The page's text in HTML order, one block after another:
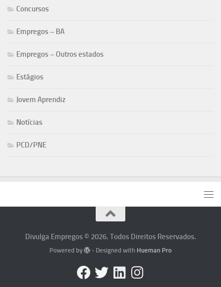
Concursos
Empregos – BA
Empregos – Outros estados
Estágios
Jovem Aprendiz
Notícias
PCD/PNE
Divulga Empregos © 2026. Todos Direitos Reservados.
Powered by - Designed with Hueman Pro